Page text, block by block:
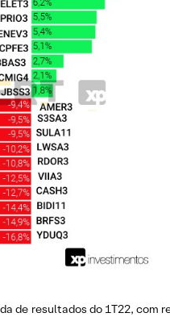
de resultados do 1T22,